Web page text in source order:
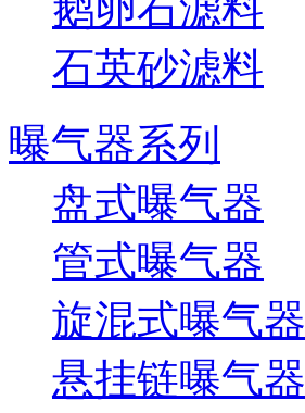
石英砂滤料
曝气器系列
盘式曝气器
管式曝气器
旋混式曝气器
悬挂链曝气器